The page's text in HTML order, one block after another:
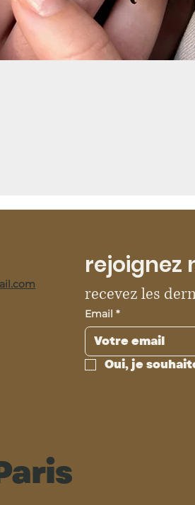
rejoignez
recevez les
Email *
Oui, je